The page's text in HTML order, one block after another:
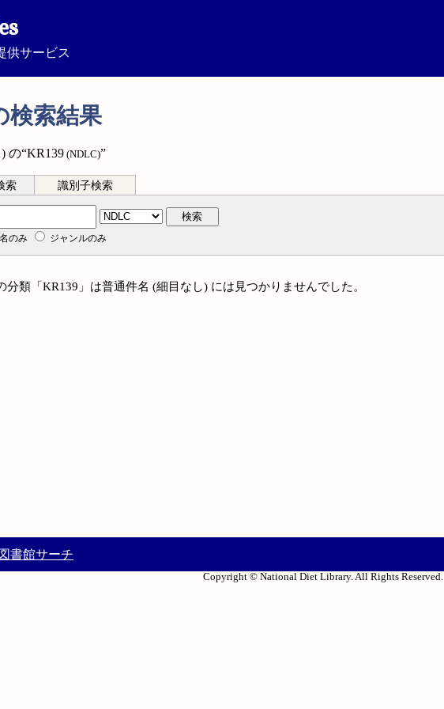
供サービス
検索結果
の“KR139(NDLC)”
索 識別子検索
検索
のみ ジャンルのみ
分類「KR139」は普通件名 (細目なし) には見つかりませんでした。
書館サーチ
Copyright © National Diet Library. All Rights Reserved.